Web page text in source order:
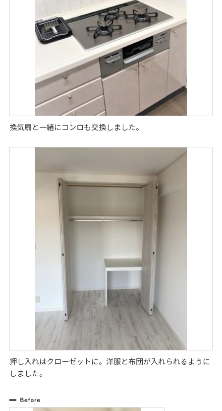
換気扇と一緒にコンロも交換しました。
押し入れはクローゼットに。洋服と布団が入れられるように
しました。